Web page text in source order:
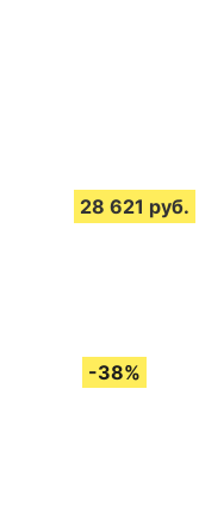
28 621 руб.